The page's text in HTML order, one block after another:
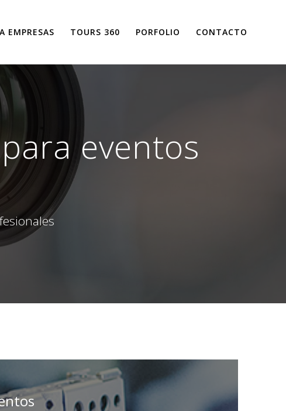
EMPRESAS TOURS 360 PORFOLIO CONTACTO
eventos